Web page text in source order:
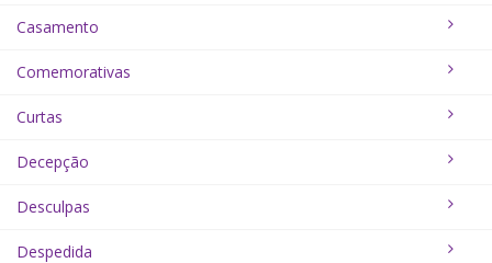
Casamento
Comemorativas
Curtas
Decepção
Desculpas
Despedida